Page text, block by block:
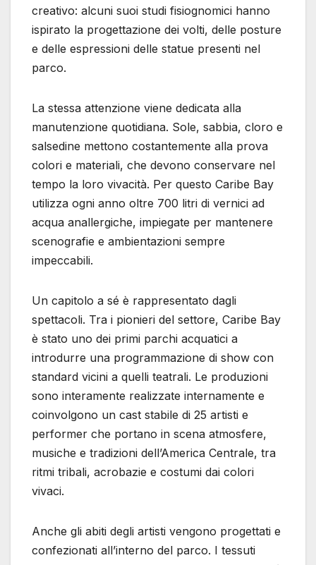
creativo: alcuni suoi studi fisiognomici hanno
ispirato la progettazione dei volti, delle posture
e delle espressioni delle statue presenti nel
parco.
La stessa attenzione viene dedicata alla
manutenzione quotidiana. Sole, sabbia, cloro e
salsedine mettono costantemente alla prova
colori e materiali, che devono conservare nel
tempo la loro vivacità. Per questo Caribe Bay
utilizza ogni anno oltre 700 litri di vernici ad
acqua anallergiche, impiegate per mantenere
scenografie e ambientazioni sempre
impeccabili.
Un capitolo a sé è rappresentato dagli
spettacoli. Tra i pionieri del settore, Caribe Bay
è stato uno dei primi parchi acquatici a
introdurre una programmazione di show con
standard vicini a quelli teatrali. Le produzioni
sono interamente realizzate internamente e
coinvolgono un cast stabile di 25 artisti e
performer che portano in scena atmosfere,
musiche e tradizioni dell’America Centrale, tra
ritmi tribali, acrobazie e costumi dai colori
vivaci.
Anche gli abiti degli artisti vengono progettati e
confezionati all’interno del parco. I tessuti